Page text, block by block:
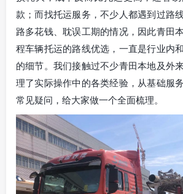
款；而找托运服务，不少人都遇到过路
路多花钱、耽误工期的情况，因此青田
程车辆托运的路线优选，一直是行业内
的细节。我们接触过不少青田本地及外
理了实际操作中的各类经验，从基础服
常见疑问，给大家做一个全面梳理。